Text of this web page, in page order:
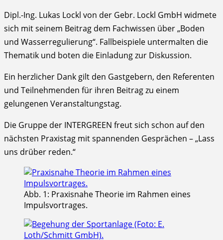
Dipl.-Ing. Lukas Lockl von der Gebr. Lockl GmbH widmete
sich mit seinem Beitrag dem Fachwissen über „Boden
und Wasserregulierung“. Fallbeispiele untermalten die
Thematik und boten die Einladung zur Diskussion.
Ein herzlicher Dank gilt den Gastgebern, den Referenten
und Teilnehmenden für ihren Beitrag zu einem
gelungenen Veranstaltungstag.
Die Gruppe der INTERGREEN freut sich schon auf den
nächsten Praxistag mit spannenden Gesprächen – „Lass
uns drüber reden.“
Abb. 1: Praxisnahe Theorie im Rahmen eines
Impulsvortrages.